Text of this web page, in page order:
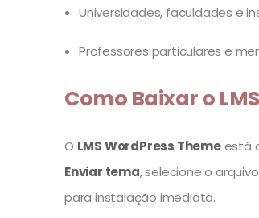
Universidades, faculdades e
Professores particulares e
Como Baixar o
O LMS WordPress Themeestá
Enviar tema, selecione o
para instalação imediata.